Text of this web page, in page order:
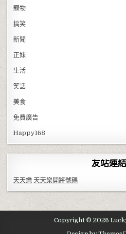
寵物
搞笑
新聞
正妹
生活
笑話
美食
免費廣告
Happy168
友站連結
天天樂 天天樂開將號碼
Copyright © 2026